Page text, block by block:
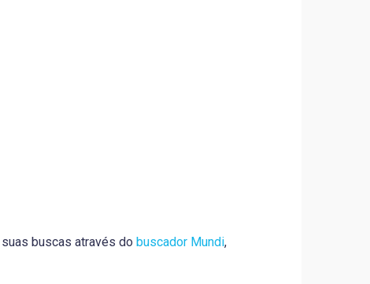
buscas através do buscador Mundi,